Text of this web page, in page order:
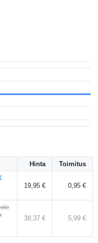
Hinta Toimitus
19,95 € 0,95 €
38,37 € 5,99 €